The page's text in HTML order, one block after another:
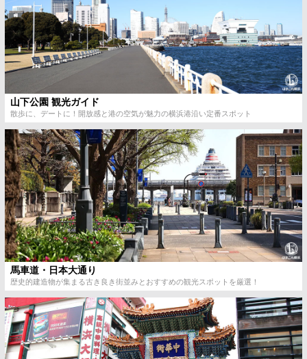
山下公園 観光ガイド
散歩に、デートに！開放感と港の空気が魅力の横浜港沿い定番スポット
馬車道・日本大通り
歴史的建造物が集まる古き良き街並みとおすすめの観光スポットを厳選！